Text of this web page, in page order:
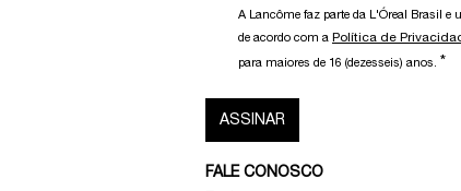
A Lancôme faz parte da L'Óreal Brasil e
de acordo com a Política de
para maiores de 16 (dezesseis) anos. *
ASSINAR
FALE CONOSCO